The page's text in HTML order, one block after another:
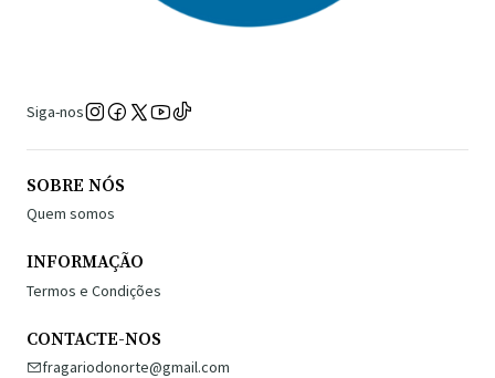
Siga-nos
SOBRE NÓS
Quem somos
INFORMAÇÃO
Termos e Condições
CONTACTE-NOS
fragariodonorte@gmail.com